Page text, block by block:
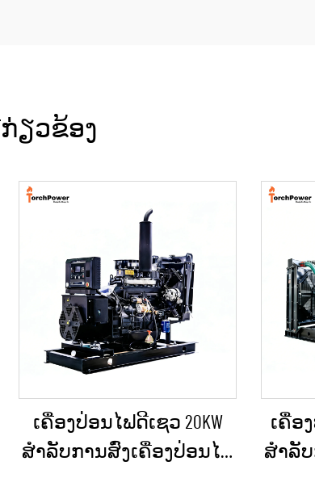
ຽວຂ້ອງ
ເຄື່ອງປ່ອນໄຟດີເຊວ 20KW
ສຳລັບການສົ່ງເຄື່ອງປ່ອນໄຟ
ເຄື່ອ
ສຳລັ